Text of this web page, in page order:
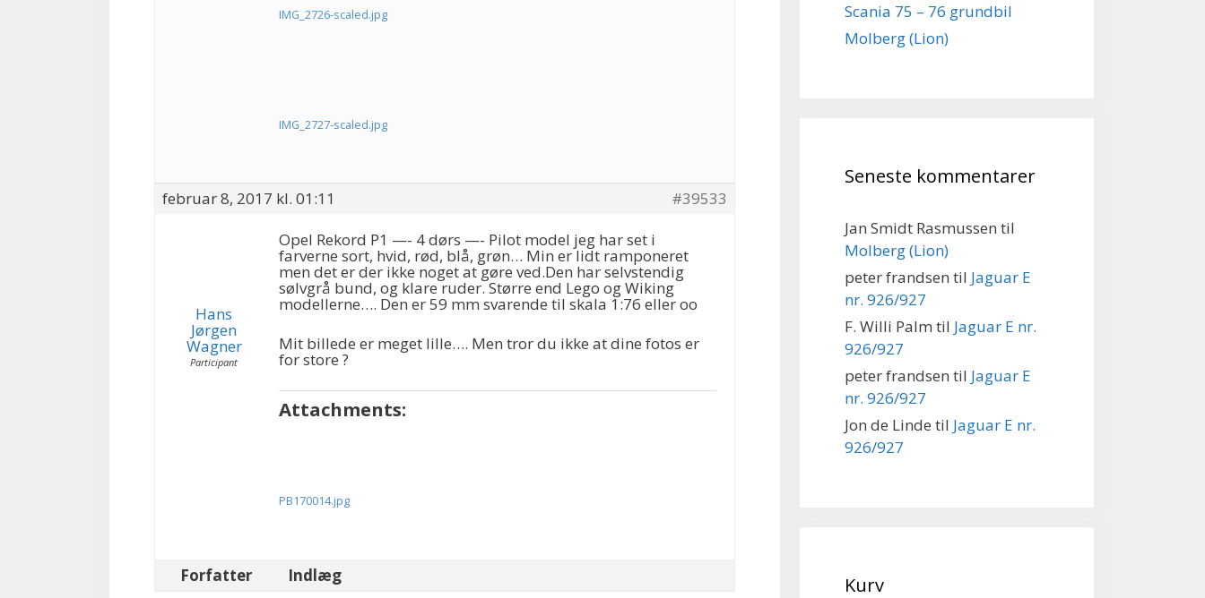
IMG_2726-scaled.jpg
IMG_2727-scaled.jpg
februar 8, 2017 kl. 01:11 #39533
Hans
Jørgen
Wagner
Participant
Opel Rekord P1 —- 4 dørs —- Pilot model jeg har set i
farverne sort, hvid, rød, blå, grøn… Min er lidt ramponeret
men det er der ikke noget at gøre ved.Den har selvstendig
sølvgrå bund, og klare ruder. Større end Lego og Wiking
modellerne…. Den er 59 mm svarende til skala 1:76 eller oo
Mit billede er meget lille…. Men tror du ikke at dine fotos er
for store ?
Attachments:
PB170014.jpg
Forfatter Indlæg
Scania 75 – 76 grundbil
Molberg (Lion)
Seneste kommentarer
Jan Smidt Rasmussen til
Molberg (Lion)
peter frandsen til Jaguar E
nr. 926/927
F. Willi Palm til Jaguar E nr.
926/927
peter frandsen til Jaguar E
nr. 926/927
Jon de Linde til Jaguar E nr.
926/927
Kurv